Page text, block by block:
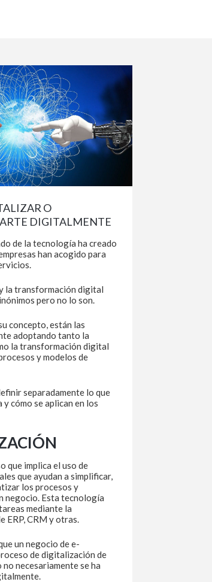
O
DIGITALMENTE
de la tecnología ha creado
han acogido para
la transformación digital
pero no lo son.
concepto, están las
adoptando tanto la
la transformación digital
y modelos de
separadamente lo que
cómo se aplican en los
que implica el uso de
que ayudan a simplificar,
los procesos y
negocio. Esta tecnología
mediante la
ERP, CRM y otras.
un negocio de e-
de digitalización de
no necesariamente se ha